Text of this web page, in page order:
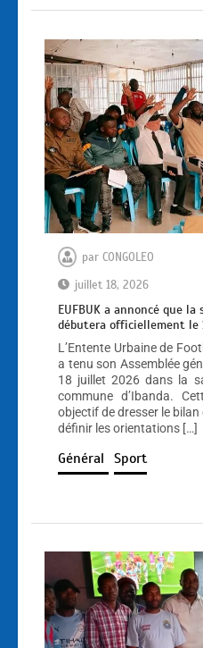
par CONGOLEO
juillet 18, 2026
EUFBUK a annoncé que
débutera officiellement le
L’Entente Urbaine de
a tenu son Assemblée
18 juillet 2026 dans la
commune d’Ibanda.
objectif de dresser le
définir les orientations […]
Général Sport